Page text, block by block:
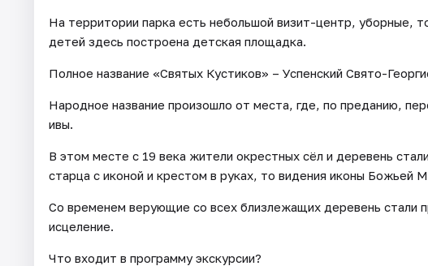
На территории парка есть небольшой визит-центр, уборные,
детей здесь построена детская площадка.
Полное название «Святых Кустиков» – Успенский Свято-
Народное название произошло от места, где, по преданию,
ивы.
В этом месте с 19 века жители окрестных сёл и деревень
старца с иконой и крестом в руках, то видения иконы Божьей
Со временем верующие со всех близлежащих деревень стали
исцеление.
Что входит в программу экскурсии?